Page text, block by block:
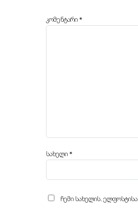
კომენტარი *
სახელი *
ჩემი სახელის.